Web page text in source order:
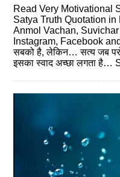
Read Very Motivational
Satya Truth Quotation
Anmol Vachan,
Instagram, Facebook
सबको है, लेकिन… सत्य जब
इसका स्वाद अच्छा लगता